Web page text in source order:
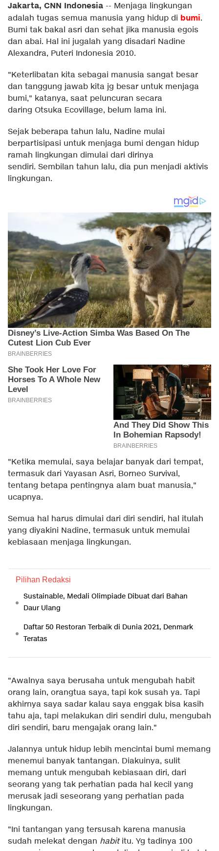
Jakarta, CNN Indonesia -- Menjaga lingkungan
adalah tugas semua manusia yang hidup di bumi.
Bumi tak bakal asri dan sehat jika manusia egois
dan abai. Hal ini jugalah yang disadari Nadine
Alexandra, Puteri Indonesia 2010.
"Keterlibatan kita sebagai manusia sangat besar
dan tanggung jawab kita jg besar untuk menjaga
bumi," katanya, saat peluncuran secara
daring Otsuka Ecovillage, belum lama ini.
Sejak beberapa tahun lalu, Nadine mulai
berpartisipasi untuk menjaga bumi dengan hidup
ramah lingkungan dimulai dari dirinya
sendiri. Sembilan tahun lalu, dia pun menjadi aktivis
lingkungan.
"Ketika memulai, saya belajar banyak dari tempat,
termasuk dari Yayasan Asri, Borneo Survival,
tentang betapa pentingnya alam buat manusia,"
ucapnya.
Semua hal harus dimulai dari diri sendiri, hal itulah
yang diyakini Nadine, termasuk untuk memulai
kebiasaan menjaga lingkungan.
Pilihan Redaksi
Sustainable, Medali Olimpiade Dibuat dari Bahan
Daur Ulang
Daftar 50 Restoran Terbaik di Dunia 2021, Denmark
Teratas
"Awalnya saya berusaha untuk mengubah habit
orang lain, orangtua saya, tapi kok susah ya. Tapi
akhirnya saya sadar kalau saya enggak bisa kasih
tahu aja, tapi melakukan diri sendiri dulu, mengubah
diri sendiri, baru mengajak orang lain."
Jalannya untuk hidup lebih mencintai bumi memang
menemui banyak tantangan. Diakuinya, sulit
memang untuk mengubah kebiasaan diri, dari
seorang yang tak perhatian pada hal kecil yang
merusak jadi seseorang yang perhatian pada
lingkungan.
"Ini tantangan yang tersusah karena manusia
sudah melekat dengan habititu. Yg tadinya 100